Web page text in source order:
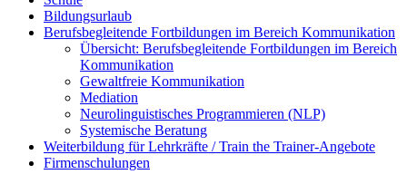
Bildungsurlaub
Berufsbegleitende Fortbildungen im Bereich Kommunikation
Übersicht: Berufsbegleitende Fortbildungen im Bereich
Kommunikation
Gewaltfreie Kommunikation
Mediation
Neurolinguistisches Programmieren (NLP)
Systemische Beratung
Weiterbildung für Lehrkräfte / Train the Trainer-Angebote
Firmenschulungen